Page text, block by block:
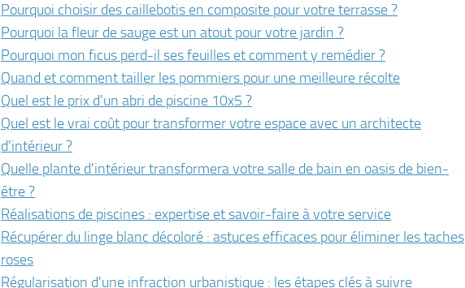
Pourquoi choisir des caillebotis en composite pour votre terrasse ?
Pourquoi la fleur de sauge est un atout pour votre jardin ?
Pourquoi mon ficus perd-il ses feuilles et comment y remédier ?
Quand et comment tailler les pommiers pour une meilleure récolte
Quel est le prix d'un abri de piscine 10x5 ?
Quel est le vrai coût pour transformer votre espace avec un architecte
d'intérieur ?
Quelle plante d'intérieur transformera votre salle de bain en oasis de bien-
être ?
Réalisations de piscines : expertise et savoir-faire à votre service
Récupérer du linge blanc décoloré : astuces efficaces pour éliminer les taches
roses
Régularisation d'une infraction urbanistique : les étapes clés à suivre